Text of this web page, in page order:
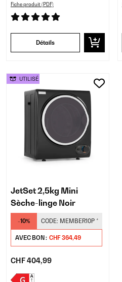
Fiche produit (PDF)
Détails
JetSet 2,5kg Mini
Sèche-linge Noir
-10% CODE: MEMBER10P *
AVEC BON : CHF 364,49
CHF 404,99
UTILISÉ